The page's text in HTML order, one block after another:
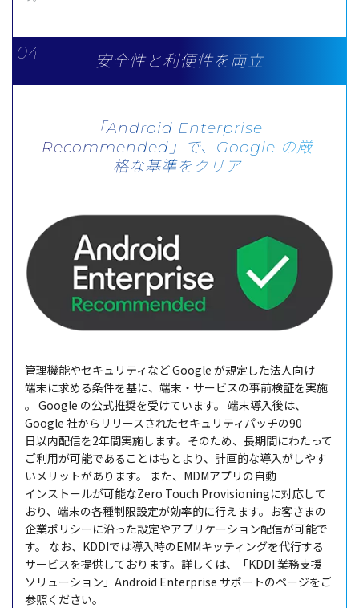
安全性と利便性を両立
「Android Enterprise
Recommended」で、 Google の厳
格な基準をクリア
管理機能やセキュリティ など Google が規定 した法人向け
端末に求める条件を基に、 端末 ・サービスの事前検証を実施
。 Google の公式推奨を受けています。 端末導入後は、
Google 社から リリース されたセキュリティパッチの90
日以内配信を2年間実施します。そのため、 長期間にわたって
ご利用が可能であることはもとより、 計画的な導入がしやす
い メリットがあります。 また、MDMアプリ の自動
インストールが可能なZero Touch Provisioningに対応して
おり、 端末の各種制限設定が効率的に行えます。お客さまの
企業ポリシーに沿った設定やアプリケーション配信が可能で
す。
なお、KDDIでは導入時のEMMキッティングを代行する
サービスを提供しております。詳しくは、「KDDI 業務支援
ソリューション 」Android Enterprise サポートのページをご
参照ください。